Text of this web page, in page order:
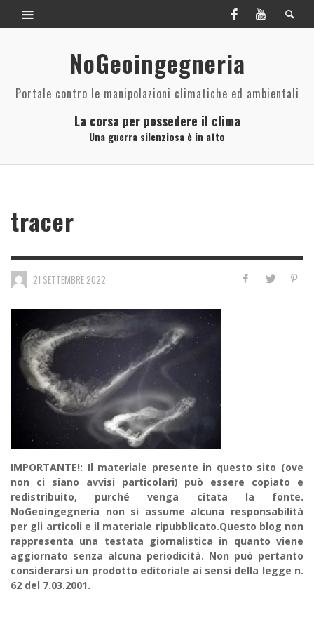
NoGeoingegneria
Portale contro le manipolazioni climatiche ed ambientali
La corsa per possedere il clima
Una guerra silenziosa è in atto
tracer
21 SETTEMBRE 2022
IMPORTANTE!: Il materiale presente in questo sito (ove
non ci siano avvisi particolari) può essere copiato e
redistribuito, purché venga citata la fonte.
NoGeoingegneria non si assume alcuna responsabilità
per gli articoli e il materiale ripubblicato.Questo blog non
rappresenta una testata giornalistica in quanto viene
aggiornato senza alcuna periodicità. Non può pertanto
considerarsi un prodotto editoriale ai sensi della legge n.
62 del 7.03.2001.